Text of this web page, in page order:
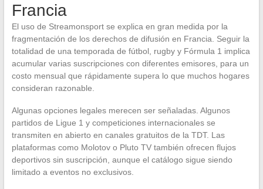
Francia
El uso de Streamonsport se explica en gran medida por la
fragmentación de los derechos de difusión en Francia. Seguir la
totalidad de una temporada de fútbol, rugby y Fórmula 1 implica
acumular varias suscripciones con diferentes emisores, para un
costo mensual que rápidamente supera lo que muchos hogares
consideran razonable.
Algunas opciones legales merecen ser señaladas. Algunos
partidos de Ligue 1 y competiciones internacionales se
transmiten en abierto en canales gratuitos de la TDT. Las
plataformas como Molotov o Pluto TV también ofrecen flujos
deportivos sin suscripción, aunque el catálogo sigue siendo
limitado a eventos no exclusivos.